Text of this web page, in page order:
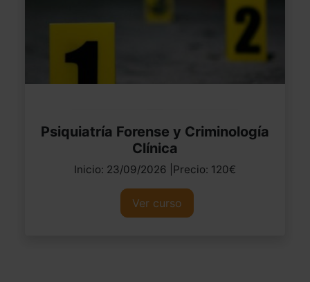
Psiquiatría Forense y Criminología
Clínica
Inicio: 23/09/2026 |Precio: 120€
Ver curso